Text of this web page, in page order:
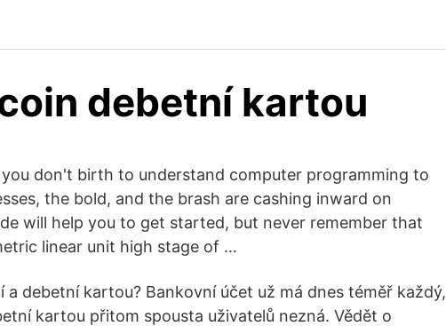
debetní kartou
don't birth to understand computer programming to
the bold, and the brash are cashing inward on
will help you to get started, but never remember that
linear unit high stage of …
debetní kartou? Bankovní účet už má dnes téměř každý,
kartou přitom spousta uživatelů nezná. Vědět o